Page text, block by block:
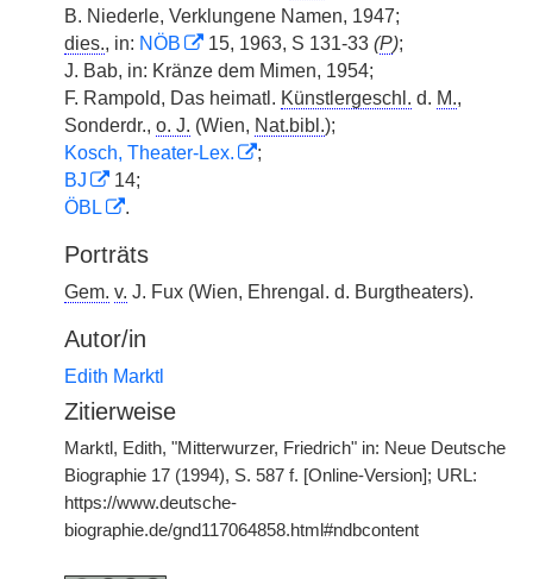
B. Niederle, Verklungene Namen, 1947;
dies., in: NÖB 15, 1963, S 131-33 (P);
J. Bab, in: Kränze dem Mimen, 1954;
F. Rampold, Das heimatl. Künstlergeschl. d. M.,
Sonderdr., o. J. (Wien, Nat.bibl.);
Kosch, Theater-Lex.
;
BJ
14;
ÖBL
.
Porträts
Gem. v. J. Fux (Wien, Ehrengal. d. Burgtheaters).
Autor/in
Edith Marktl
Zitierweise
Marktl, Edith, "Mitterwurzer, Friedrich" in: Neue Deutsche
Biographie 17 (1994), S. 587 f. [Online-Version]; URL:
https://www.deutsche-
biographie.de/gnd117064858.html#ndbcontent